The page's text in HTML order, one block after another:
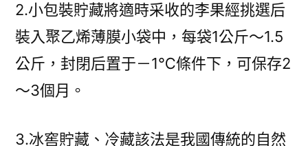
2.小包裝貯藏將適時采收的李果經挑選后
裝入聚乙烯薄膜小袋中，每袋1公斤～1.5
公斤，封閉后置于－1℃條件下，可保存2
～3個月。
3.冰窖貯藏、冷藏該法是我國傳統的自然